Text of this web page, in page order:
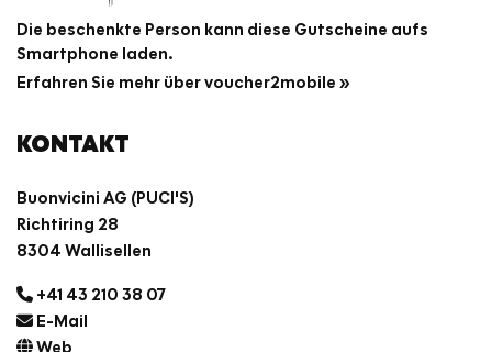
Die beschenkte Person kann diese Gutscheine aufs
Smartphone laden.
Erfahren Sie mehr über voucher2mobile »
KONTAKT
Buonvicini AG (PUCI'S)
Richtiring 28
8304 Wallisellen
+41 43 210 38 07
E-Mail